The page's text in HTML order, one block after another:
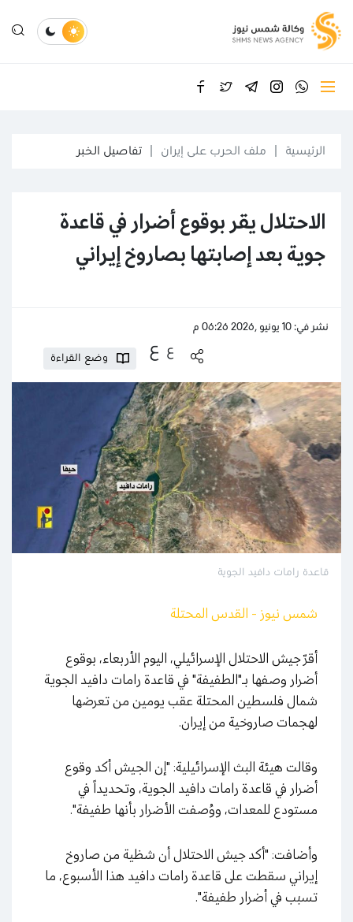
الرئيسية ملف الحرب على إيران تفاصيل الخبر
الاحتلال يقر بوقوع أضرار في قاعدة
جوية بعد إصابتها بصاروخ إيراني
نشر في: 10 يونيو ,2026 06:26 م
ع ع
وضع القراءة
قاعدة رامات دافيد الجوية
شمس نيوز - القدس المحتلة
أقرّ جيش الاحتلال الإسرائيلي، اليوم الأربعاء، بوقوع
أضرار وصفها بـ"الطفيفة" في قاعدة رامات دافيد الجوية
شمال فلسطين المحتلة عقب يومين من تعرضها
لهجمات صاروخية من إيران.
وقالت هيئة البث الإسرائيلية: "إن الجيش أكد وقوع
أضرار في قاعدة رامات دافيد الجوية، وتحديداً في
مستودع للمعدات، ووُصفت الأضرار بأنها طفيفة".
وأضافت: "أكد جيش الاحتلال أن شظية من صاروخ
إيراني سقطت على قاعدة رامات دافيد هذا الأسبوع، ما
تسبب في أضرار طفيفة".